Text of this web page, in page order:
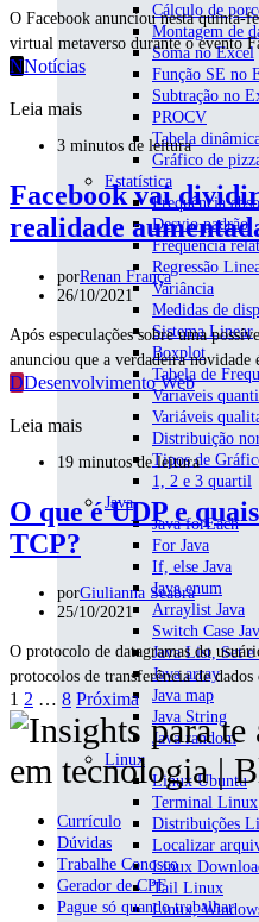
Cálculo de
Montagem de
Soma no Excel
Função SE no
Subtração no
PROCV
Tabela
Gráfico de
Estatística
Frequência
Desvio padrão
Frequência
Regressão
Variância
Medidas de
Sistema Linear
Boxplot
Tabela de
Variáveis
Variáveis
Distribuição
Tipos de
1, 2 e 3 quartil
Java
Java forEach
For Java
If, else Java
Java enum
Arraylist Java
Switch Case
Java List, Set
Java array
Java map
Java String
Java random
Linux
Linux Ubuntu
Terminal Linux
Distribuições
Localizar
Linux
Tail Linux
Linux,
O Facebook anunciou nesta quinta-
virtual metaverso durante o evento
NNotícias
Leia mais
3 minutos de leitura
Facebook vai
realidade
porRenan França
26/10/2021
Após especulações sobre uma
anunciou que a verdadeira novidade
DDesenvolvimento Web
Leia mais
19 minutos de leitura
O que é UDP e
TCP?
porGiulianna Seabra
25/10/2021
O protocolo de datagramas do
protocolos de transferência de dados
Paginação
de
posts
1 2 … 8 Próxima
Currículo
Dúvidas
Trabalhe Conosco
Gerador de CPF
Pague só quando trabalhar